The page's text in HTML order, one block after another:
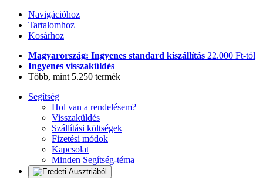
Navigációhoz
Tartalomhoz
Kosárhoz
Magyarország: Ingyenes standard kiszállítás 22.000 Ft-tól
Ingyenes visszaküldés
Több, mint 5.250 termék
Segítség
Hol van a rendelésem?
Visszaküldés
Szállítási költségek
Fizetési módok
Kapcsolat
Minden Segítség-téma